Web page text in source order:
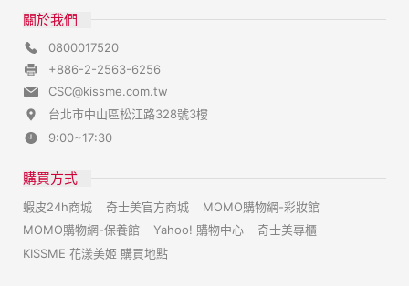
關於我們
0800017520
+886-2-2563-6256
CSC@kissme.com.tw
台北市中山區松江路328號3樓
9:00~17:30
購買方式
蝦皮24h商城 奇士美官方商城
MOMO購物網-彩妝館
MOMO購物網-保養館
Yahoo! 購物中心
奇士美專櫃
KISSME 花漾美姬 購買地點